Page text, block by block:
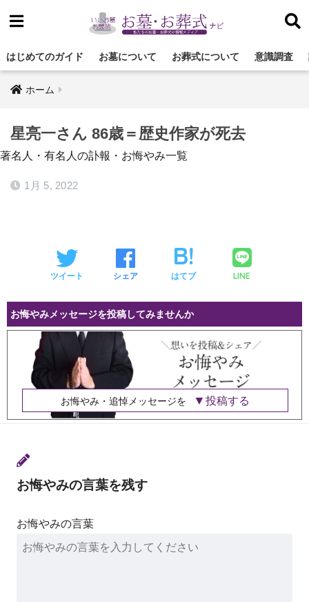
はじめてのガイド お墓について お葬式について 意識調査
ホーム
星亮一さん 86歳＝歴史作家が死去
著名人・有名人の訃報・お悔やみ一覧
1月 5, 2022
ツイート シェア はてブ LINE
お悔やみメッセージを投稿してみませんか
お悔やみ・追悼メッセージを 投稿する
お悔やみの言葉を残す
お悔やみの言葉